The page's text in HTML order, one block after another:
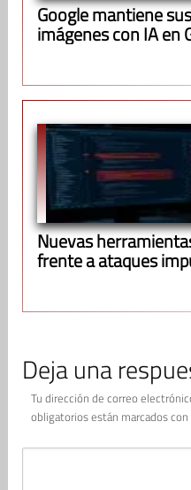
Google mantiene
imágenes con IA en
Nuevas
frente a ataques
Deja una
Tu dirección de correo
obligatorios están marcados con